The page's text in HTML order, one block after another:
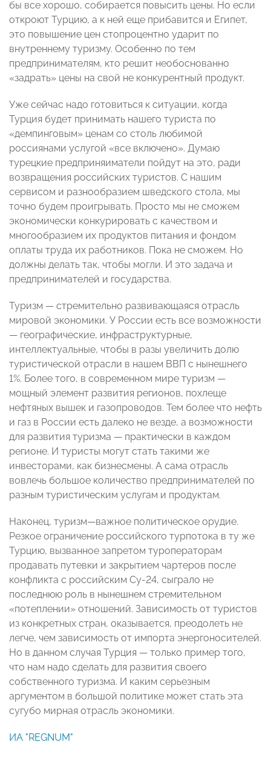
бы все хорошо, собирается повысить цены. Но если
откроют Турцию, а к ней еще прибавится и Египет,
это повышение цен стопроцентно ударит по
внутреннему туризму. Особенно по тем
предпринимателям, кто решит необоснованно
«задрать» цены на свой не конкурентный продукт.
Уже сейчас надо готовиться к ситуации, когда
Турция будет принимать нашего туриста по
«демпинговым» ценам со столь любимой
россиянами услугой «все включено». Думаю
турецкие предприняиматели пойдут на это, ради
возвращения российских туристов. С нашим
сервисом и разнообразием шведского стола, мы
точно будем проигрывать. Просто мы не сможем
экономически конкурировать с качеством и
многообразием их продуктов питания и фондом
оплаты труда их работников. Пока не сможем. Но
должны делать так, чтобы могли. И это задача и
предпринимателей и государства.
Туризм — стремительно развивающаяся отрасль
мировой экономики. У России есть все возможности
— географические, инфраструктурные,
интеллектуальные, чтобы в разы увеличить долю
туристической отрасли в нашем ВВП с нынешнего
1%. Более того, в современном мире туризм —
мощный элемент развития регионов, похлеще
нефтяных вышек и газопроводов. Тем более что нефть
и газ в России есть далеко не везде, а возможности
для развития туризма — практически в каждом
регионе. И туристы могут стать такими же
инвесторами, как бизнесмены. А сама отрасль
вовлечь большое количество предпринимателей по
разным туристическим услугам и продуктам.
Наконец, туризм—важное политическое орудие.
Резкое ограничение российского турпотока в ту же
Турцию, вызванное запретом туроператорам
продавать путевки и закрытием чартеров после
конфликта с российским Су-24, сыграло не
последнюю роль в нынешнем стремительном
«потеплении» отношений. Зависимость от туристов
из конкретных стран, оказывается, преодолеть не
легче, чем зависимость от импорта энергоносителей.
Но в данном случая Турция — только пример того,
что нам надо сделать для развития своего
собственного туризма. И каким серьезным
аргументом в большой политике может стать эта
сугубо мирная отрасль экономики.
ИА "REGNUM"